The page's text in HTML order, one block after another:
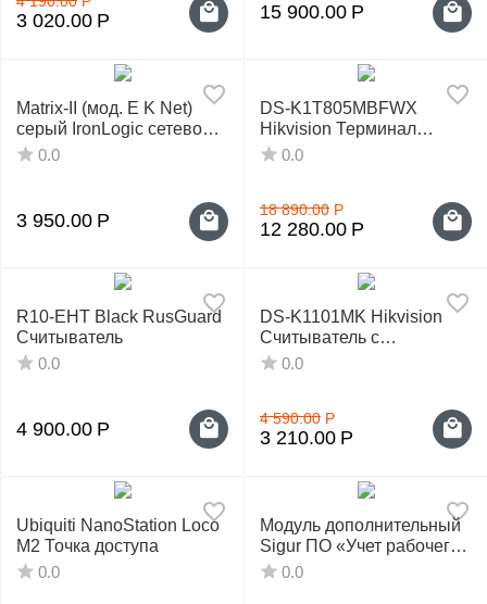
3 020.00 Р 15 900.00 Р
Matrix-II (мод. E K Net)
серый IronLogic сетевой
контроллер СКУД
0.0
3 950.00 Р
DS-K1T805MBFWX
Hikvision Терминал
доступа
0.0
18 890.00 Р
12 280.00 Р
R10-EHT Black RusGuard
Считыватель
0.0
4 900.00 Р
DS-K1101MK Hikvision
Считыватель с
клавиатурой
0.0
4 590.00 Р
3 210.00 Р
Ubiquiti NanoStation Loco
M2 Точка доступа
0.0
Модуль дополнительный
Sigur ПО «Учет рабочего
времени»
0.0